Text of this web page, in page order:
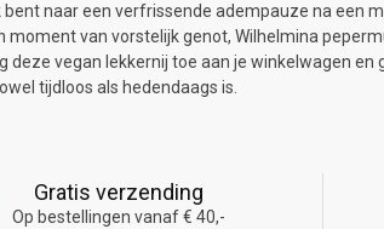
bent naar een verfrissende adempauze na een
moment van vorstelijk genot, Wilhelmina
deze vegan lekkernij toe aan je winkelwagen en
tijdloos als hedendaags is.
Gratis verzending
Op bestellingen vanaf € 40,-Ontdek Snoepwinkel